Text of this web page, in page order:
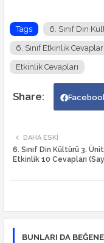
Tags 6. Sınıf Din
6. Sınıf Etkinlik Cevapları
Etkinlik Cevapları
DAHA ESKI
6. Sınıf Din Kültürü 3.
Etkinlik 10 Cevapları
BUNLARI DA